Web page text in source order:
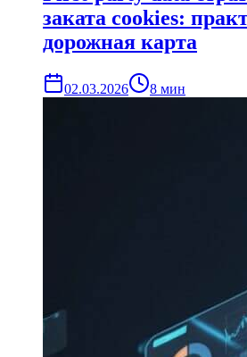
заката cookies:
дорожная карта
02.03.2026 8 мин